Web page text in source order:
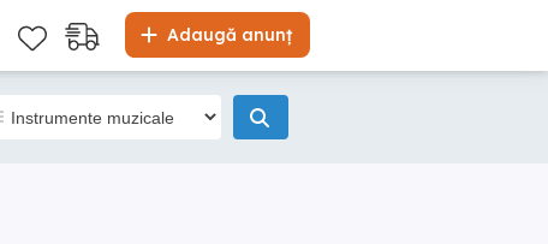
Adaugă anunț